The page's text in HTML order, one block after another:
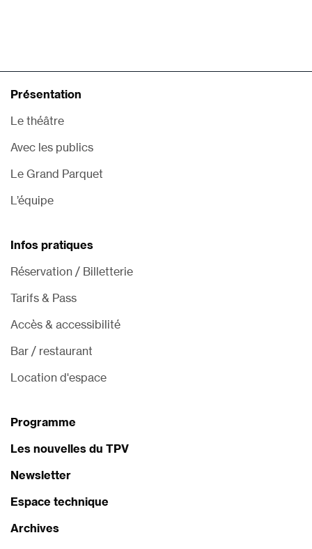
Présentation
Le théâtre
Avec les publics
Le Grand Parquet
L’équipe
Infos pratiques
Réservation / Billetterie
Tarifs & Pass
Accès & accessibilité
Bar / restaurant
Location d'espace
Programme
Les nouvelles du TPV
Newsletter
Espace technique
Archives